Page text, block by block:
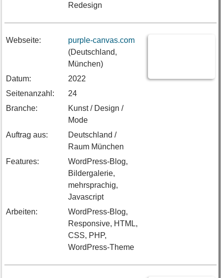
Redesign
Webseite:
purple-canvas.com
(Deutschland,
München)
Datum:
2022
Seitenanzahl:
24
Branche:
Kunst / Design /
Mode
Auftrag aus:
Deutschland /
Raum München
Features:
WordPress-Blog,
Bildergalerie,
mehrsprachig,
Javascript
Arbeiten:
WordPress-Blog,
Responsive, HTML,
CSS, PHP,
WordPress-Theme